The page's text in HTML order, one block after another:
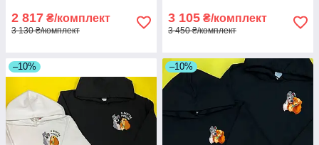
2 817 ₴/комплект
3 130 ₴/комплект
3 105 ₴/комплект
3 450 ₴/комплект
–10% –10%